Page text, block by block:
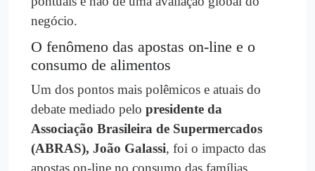
negócio.
O fenômeno das apostas on-line e o
consumo de alimentos
Um dos pontos mais polêmicos e atuais do
debate mediado pelo presidente da
Associação Brasileira de Supermercados
(ABRAS), João Galassi, foi o impacto das
apostas on-line no consumo das famílias.